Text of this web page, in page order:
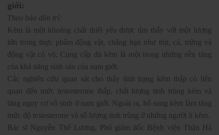
giới:
Theo báo dân trí:
Kẽm là một khoáng chất thiết yếu được tìm thấy với một lượng
lớn trong thực phẩm động vật, chẳng hạn như thịt, cá, trứng và
động vật có vỏ. Cung cấp đủ kẽm là một trong những nền tảng
của khả năng sinh sản của nam giới.
Các nghiên cứu quan sát cho thấy tình trạng kẽm thấp có liên
quan đến mức testosterone thấp, chất lượng tinh trùng kém và
tăng nguy cơ vô sinh ở nam giới. Ngoài ra, bổ sung kẽm làm tăng
mức độ testosterone và số lượng tinh trùng ở những người ít kẽm.
Bác sĩ Nguyễn Thế Lương, Phó giám đốc Bệnh viện Thận Hà